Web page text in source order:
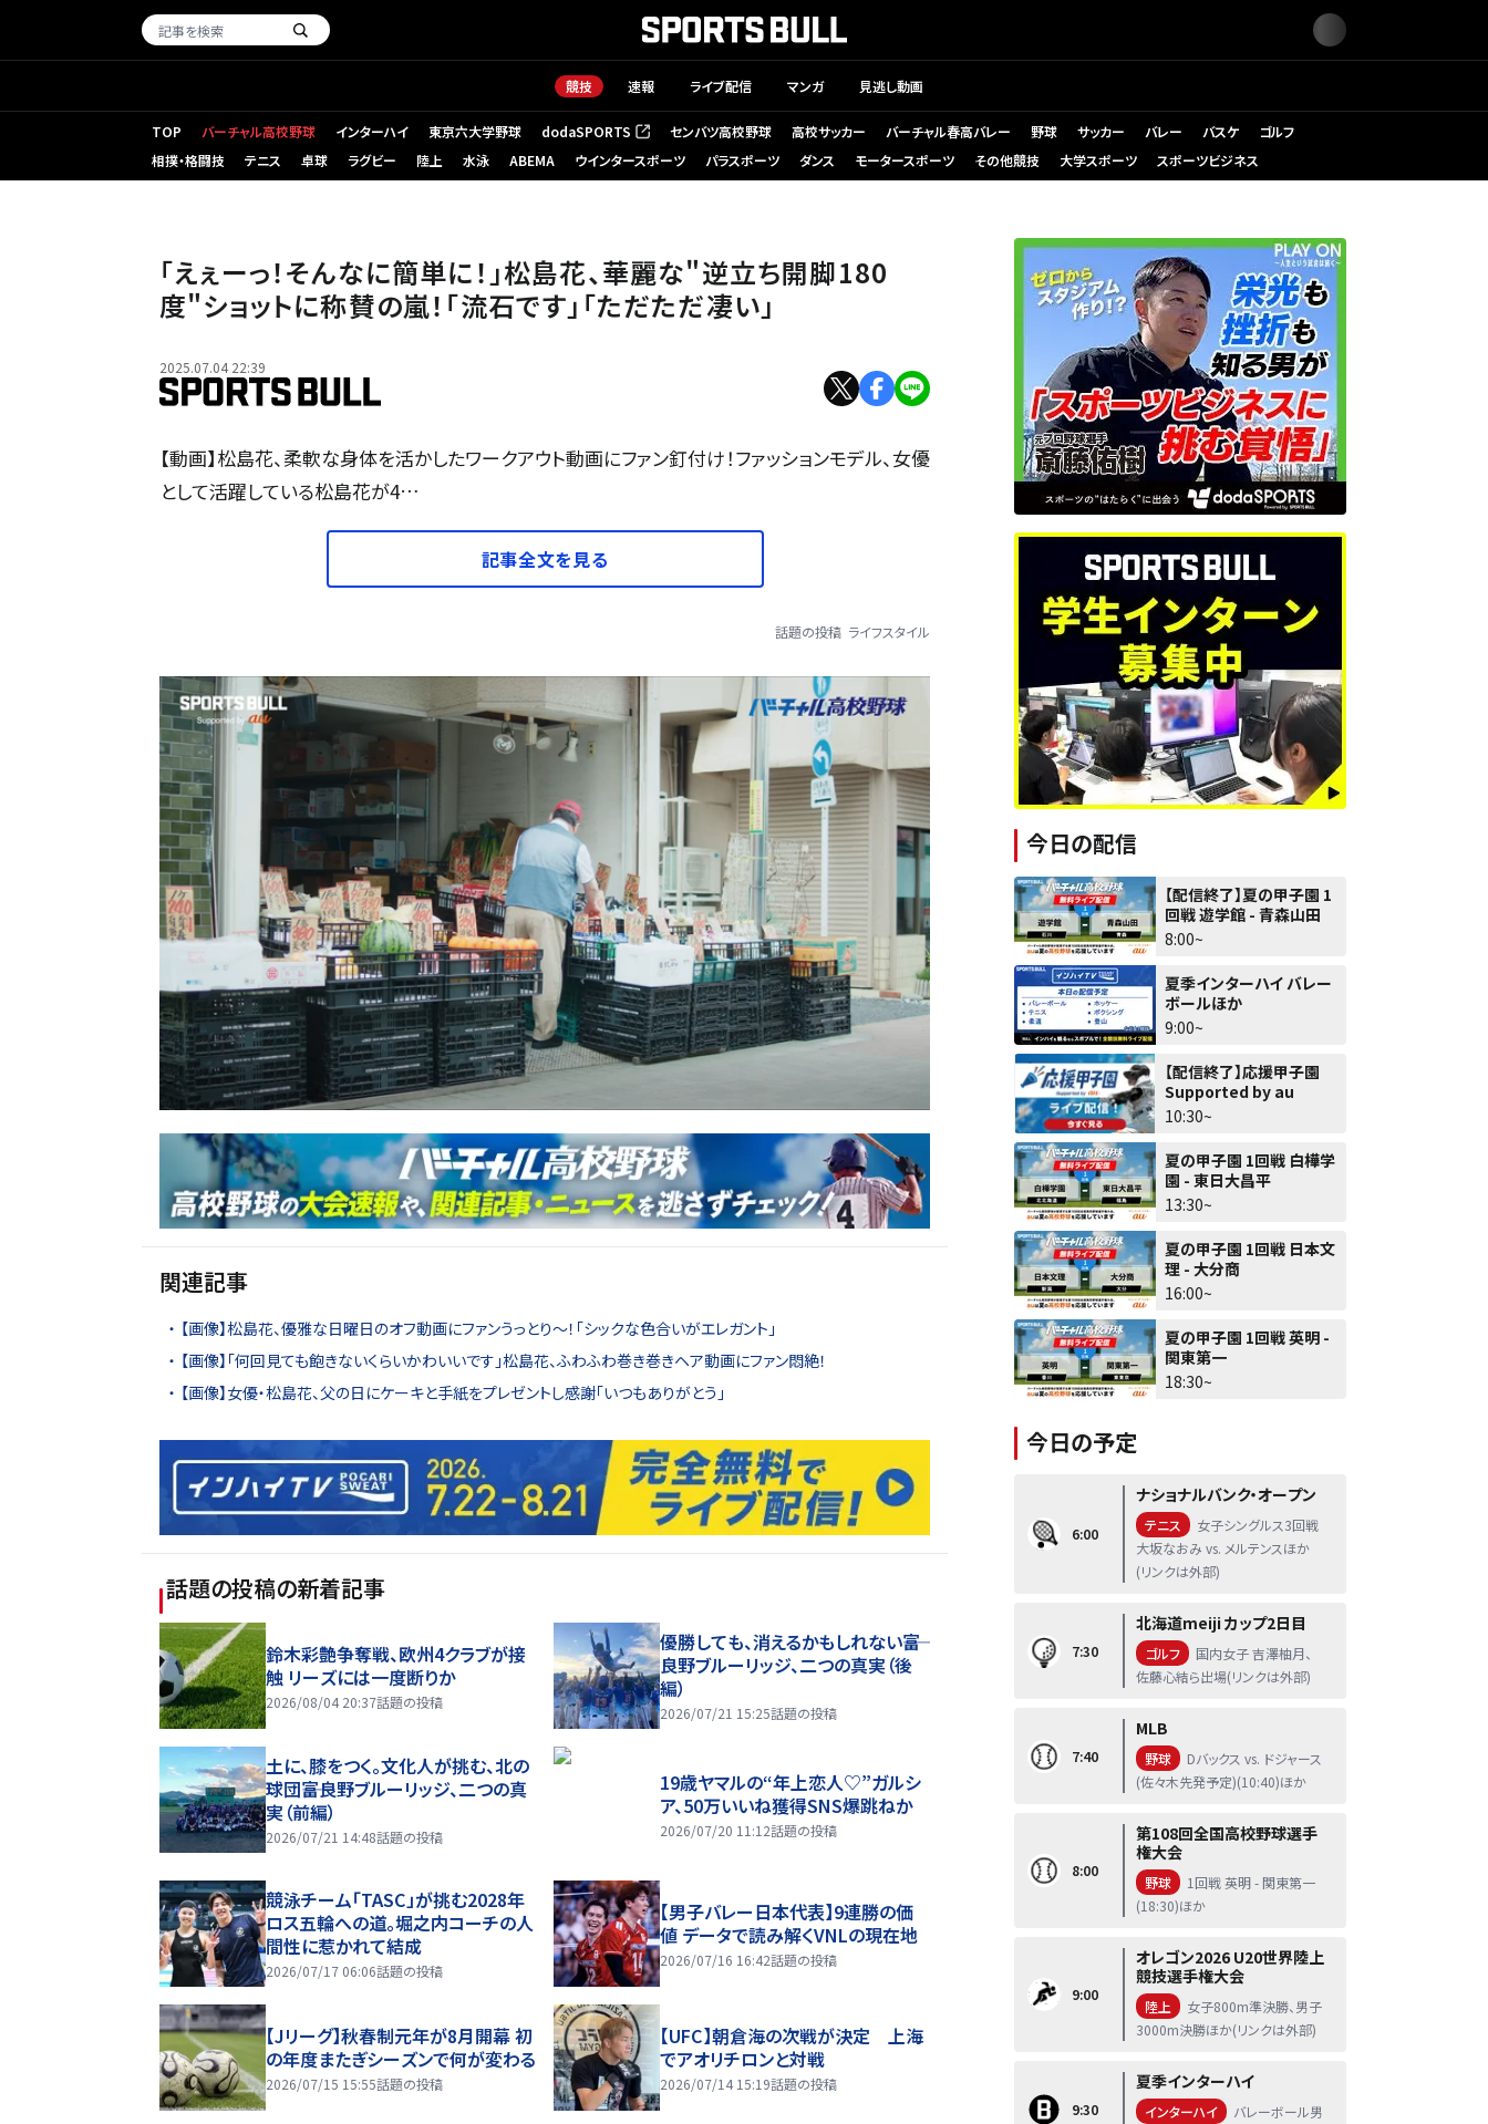
競技 速報 ライブ配信 マンガ 見逃し動画
TOP バーチャル高校野球 インターハイ 東京六大学野球 dodaSPORTS
（新しいタブで開く） センバツ高校野球 高校サッカー バーチャル春高バレー 野球 サッカー バレー バスケ
ゴルフ
相撲・格闘技
テニス 卓球 ラグビー 陸上 水泳 ABEMA ウインタースポーツ パラスポーツ ダンス モータースポーツ その他競技 大学スポーツ スポーツビジネス
「えぇーっ！そんなに簡単に！」松島花、華麗な"逆立ち開脚180
度"ショットに称賛の嵐！「流石です」「ただただ凄い」
2025.07.04 22:39
【動画】松島花、柔軟な身体を活かしたワークアウト動画にファン釘付け！ファッションモデル、女優
として活躍している松島花が4…
記事全文を見る
話題の投稿 ライフスタイル
関連記事
【画像】松島花、優雅な日曜日のオフ動画にファンうっとり〜！「シックな色合いがエレガント」
【画像】「何回見ても飽きないくらいかわいいです」松島花、ふわふわ巻き巻きヘア動画にファン悶絶！
【画像】女優・松島花、父の日にケーキと手紙をプレゼントし感謝「いつもありがとう」
話題の投稿の新着記事
鈴木彩艶争奪戦、欧州4クラブが接
触 リーズには一度断りか
2026/08/04 20:37話題の投稿
優勝しても、消えるかもしれない――富
良野ブルーリッジ、二つの真実（後
編）
2026/07/21 15:25話題の投稿
土に、膝をつく。文化人が挑む、北の
球団――富良野ブルーリッジ、二つの真
実（前編）
2026/07/21 14:48話題の投稿
19歳ヤマルの“年上恋人♡”ガルシ
ア、50万いいね獲得SNS爆跳ねか
2026/07/20 11:12話題の投稿
競泳チーム「TASC」が挑む2028年
ロス五輪への道。堀之内コーチの人
間性に惹かれて結成
2026/07/17 06:06話題の投稿
【男子バレー日本代表】9連勝の価
値 データで読み解くVNLの現在地
2026/07/16 16:42話題の投稿
【Jリーグ】秋春制元年が8月開幕 初
の年度またぎシーズンで何が変わる
2026/07/15 15:55話題の投稿
【UFC】朝倉海の次戦が決定 上海
でアオリチロンと対戦
2026/07/14 15:19話題の投稿
今日の配信
【配信終了】夏の甲子園 1
回戦 遊学館 - 青森山田
8:00~
夏季インターハイ バレー
ボールほか
9:00~
【配信終了】応援甲子園
Supported by au
10:30~
夏の甲子園 1回戦 白樺学
園 - 東日大昌平
13:30~
夏の甲子園 1回戦 日本文
理 - 大分商
16:00~
夏の甲子園 1回戦 英明 -
関東第一
18:30~
今日の予定
6:00
ナショナルバンク・オープン
テニス
女子シングルス3回戦
大坂なおみ vs. メルテンスほか
(リンクは外部)
7:30
北海道meiji カップ2日目
ゴルフ
国内女子 吉澤柚月、
佐藤心結ら出場(リンクは外部)
7:40
MLB
野球
Dバックス vs. ドジャース
(佐々木先発予定)(10:40)ほか
8:00
第108回全国高校野球選手
権大会
野球
1回戦 英明 - 関東第一
(18:30)ほか
9:00
オレゴン2026 U20世界陸上
競技選手権大会
陸上
女子800m準決勝、男子
3000m決勝ほか(リンクは外部)
9:30
夏季インターハイ
インターハイ
バレーボール男